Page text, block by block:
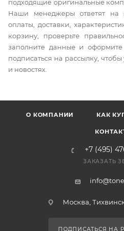
подходящие оригинальные
Наши менеджеры ответят на
оплаты, доставки,
корзину, проверьте
заполните данные и
подписаться на рассылку,
и новостях.
О КОМПАНИИ КАК
+7 (495)
ЗАКАЗАТЬ
Москва,
ПОДПИСАТЬСЯ НА